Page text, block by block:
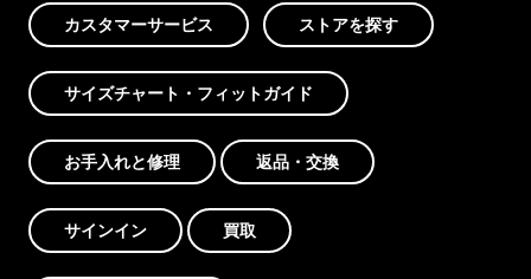
カスタマーサービス ストアを探す
サイズチャート・フィットガイド
お手入れと修理 返品・交換
サインイン 買取